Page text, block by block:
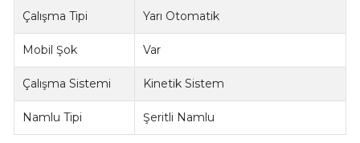
Çalışma Tipi Yarı Otomatik
Mobil Şok Var
Çalışma Sistemi Kinetik Sistem
Namlu Tipi Şeritli Namlu